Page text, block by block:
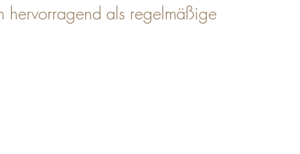
hervorragend als regelmäßige